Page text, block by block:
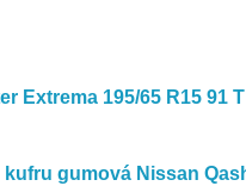
Extrema 195/65 R15 91 T
gumová Nissan